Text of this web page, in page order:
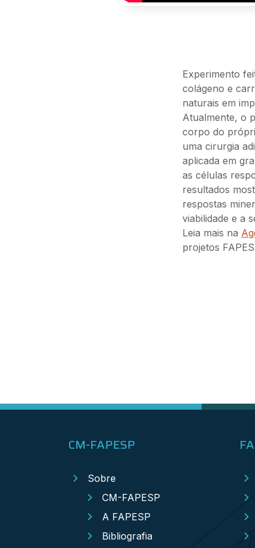
Experimento
colágeno e
naturais em
Atualmente, o
corpo do
uma cirurgia
aplicada em
as células
resultados
respostas
viabilidade e a
Leia mais na
projetos
CM-FAPESP
Sobre
CM-FAPESP
A FAPESP
Bibliografia